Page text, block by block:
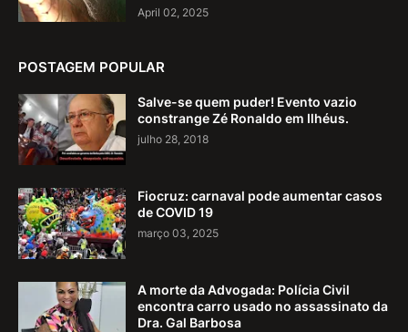
April 02, 2025
POSTAGEM POPULAR
Salve-se quem puder! Evento vazio
constrange Zé Ronaldo em Ilhéus.
julho 28, 2018
Fiocruz: carnaval pode aumentar casos
de COVID 19
março 03, 2025
A morte da Advogada: Polícia Civil
encontra carro usado no assassinato da
Dra. Gal Barbosa